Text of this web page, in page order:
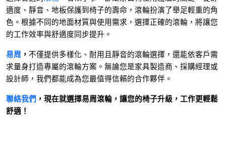
適度、靜音、地板保護到椅子的壽命，滾輪扮演了舉足輕重的角
色。根據不同的地面材質與使用需求，選擇正確的滾輪，將讓您
的工作效率與舒適度同步提升。
易周 ， 不僅提供多樣化、耐用且靜音的滾輪選擇，還能依客戶需
求量身打造專屬的滾輪方案。無論您是家具製造商、採購經理或
設計師，我們都能成為您最值得信賴的合作夥伴。
聯絡我們 ，現在就選擇易周滾輪，讓您的椅子升級，工作更輕鬆
舒適！